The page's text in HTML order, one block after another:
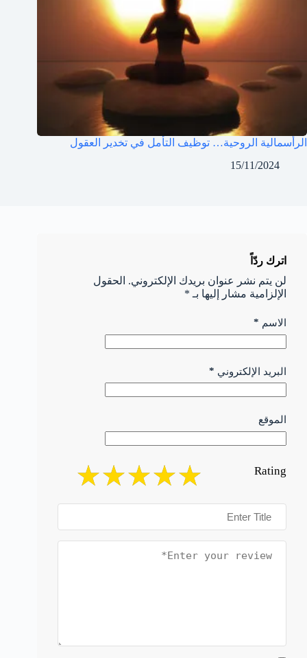
الرأسمالية الروحية… توظيف التأمل في تخدير العقول
15/11/2024
اترك ردّاً
لن يتم نشر عنوان بريدك الإلكتروني. الحقول
الإلزامية مشار إليها بـ *
الاسم *
البريد الإلكتروني *
الموقع
Rating